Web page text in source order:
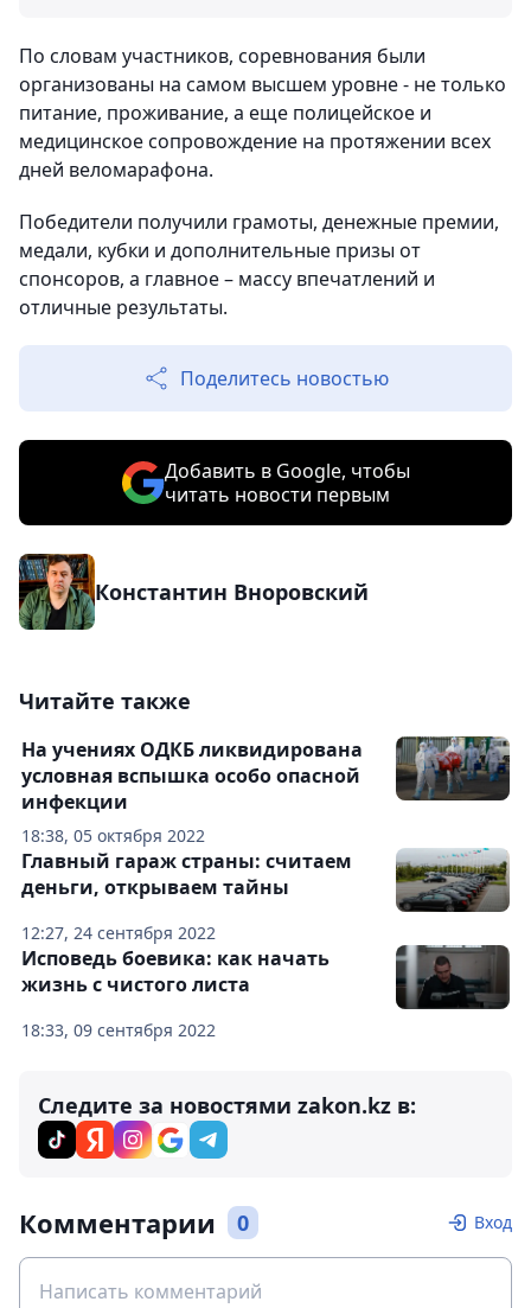
По словам участников, соревнования были
организованы на самом высшем уровне - не только
питание, проживание, а еще полицейское и
медицинское сопровождение на протяжении всех
дней веломарафона.
Победители получили грамоты, денежные премии,
медали, кубки и дополнительные призы от
спонсоров, а главное – массу впечатлений и
отличные результаты.
Поделитесь новостью
Добавить в Google, чтобы
читать новости первым
Константин Вноровский
Читайте также
18:38, 05 октября 2022
На учениях ОДКБ ликвидирована
условная вспышка особо опасной
инфекции
12:27, 24 сентября 2022
Главный гараж страны: считаем
деньги, открываем тайны
18:33, 09 сентября 2022
Исповедь боевика: как начать
жизнь с чистого листа
Следите за новостями zakon.kz в:
Комментарии 0 Вход